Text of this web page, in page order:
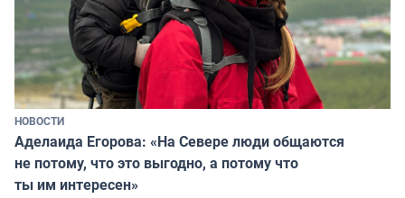
НОВОСТИ
Аделаида Егорова: «На Севере люди общаются
не потому, что это выгодно, а потому что
ты им интересен»